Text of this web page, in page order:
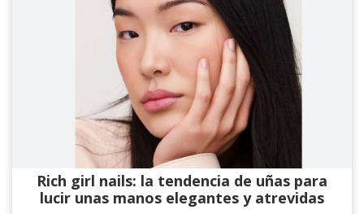
Rich girl nails: la tendencia de uñas para
lucir unas manos elegantes y atrevidas